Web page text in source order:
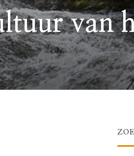
van